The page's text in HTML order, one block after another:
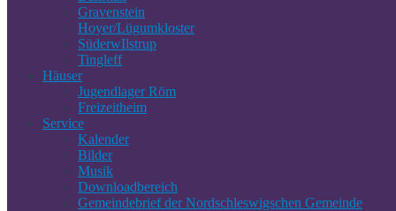
Gravenstein
Hoyer/Lügumkloster
SüderwIlstrup
Tingleff
Häuser
Jugendlager Röm
Freizeitheim
Service
Kalender
Bilder
Musik
Downloadbereich
Gemeindebrief der Nordschleswigschen Gemeinde